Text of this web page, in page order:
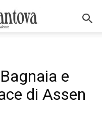
e
di Assen